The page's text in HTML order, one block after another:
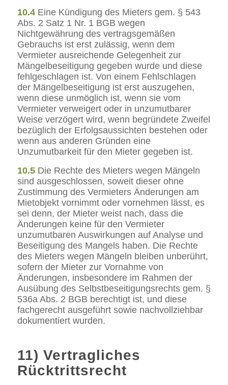
10.4 Eine Kündigung des Mieters gem. § 543
Abs. 2 Satz 1 Nr. 1 BGB wegen
Nichtgewährung des vertragsgemäßen
Gebrauchs ist erst zulässig, wenn dem
Vermieter ausreichende Gelegenheit zur
Mängelbeseitigung gegeben wurde und diese
fehlgeschlagen ist. Von einem Fehlschlagen
der Mängelbeseitigung ist erst auszugehen,
wenn diese unmöglich ist, wenn sie vom
Vermieter verweigert oder in unzumutbarer
Weise verzögert wird, wenn begründete Zweifel
bezüglich der Erfolgsaussichten bestehen oder
wenn aus anderen Gründen eine
Unzumutbarkeit für den Mieter gegeben ist.
10.5 Die Rechte des Mieters wegen Mängeln
sind ausgeschlossen, soweit dieser ohne
Zustimmung des Vermieters Änderungen am
Mietobjekt vornimmt oder vornehmen lässt, es
sei denn, der Mieter weist nach, dass die
Änderungen keine für den Vermieter
unzumutbaren Auswirkungen auf Analyse und
Beseitigung des Mangels haben. Die Rechte
des Mieters wegen Mängeln bleiben unberührt,
sofern der Mieter zur Vornahme von
Änderungen, insbesondere im Rahmen der
Ausübung des Selbstbeseitigungsrechts gem. §
536a Abs. 2 BGB berechtigt ist, und diese
fachgerecht ausgeführt sowie nachvollziehbar
dokumentiert wurden.
11) Vertragliches
Rücktrittsrecht